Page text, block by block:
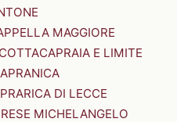
MAGGIORE
CAPRAIA E LIMITE
DI LECCE
MICHELANGELO